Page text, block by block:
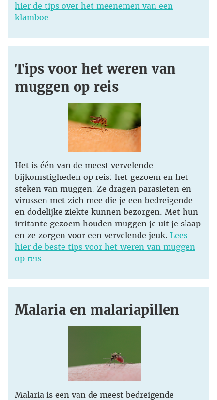
hier de tips over het meenemen van een
klamboe
Tips voor het weren van
muggen op reis
Het is één van de meest vervelende
bijkomstigheden op reis: het gezoem en het
steken van muggen. Ze dragen parasieten en
virussen met zich mee die je een bedreigende
en dodelijke ziekte kunnen bezorgen. Met hun
irritante gezoem houden muggen je uit je slaap
en ze zorgen voor een vervelende jeuk. Lees
hier de beste tips voor het weren van muggen
op reis
Malaria en malariapillen
Malaria is een van de meest bedreigende